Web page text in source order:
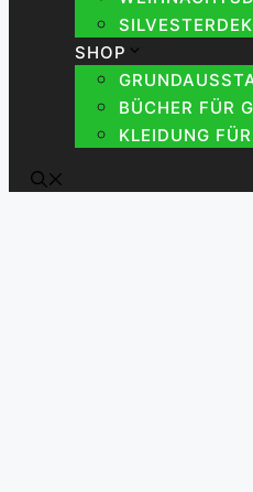
SHOP
BÜCHER FÜR
KLEIDUNG